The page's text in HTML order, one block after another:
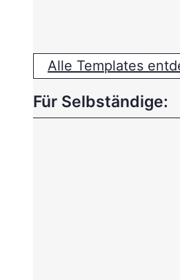
Alle Templates
Für Selbständige: